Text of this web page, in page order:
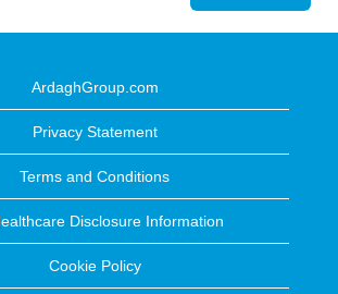
ArdaghGroup.com
Privacy Statement
Terms and Conditions
Disclosure Information
Cookie Policy